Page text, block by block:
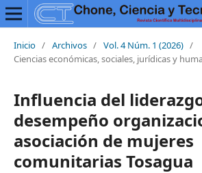
Inicio / Archivos / Vol. 4 Núm. 1 (2026) /
Ciencias económicas, sociales, jurídicas y
Influencia del
desempeño
asociación de mujeres
comunitarias Tosagua